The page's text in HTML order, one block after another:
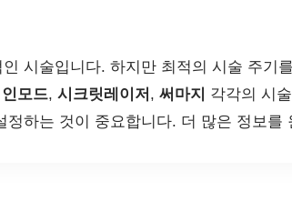
시술입니다. 하지만 최적의 시술 주기
인모드, 시크릿레이저 , 써마지 각각의 시
하는 것이 중요합니다. 더 많은 정보를